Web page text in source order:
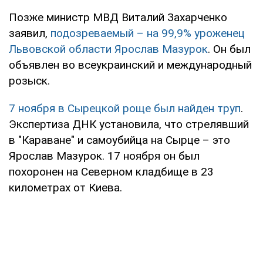
Позже министр МВД Виталий Захарченко
заявил, подозреваемый – на 99,9% уроженец
Львовской области Ярослав Мазурок. Он был
объявлен во всеукраинский и международный
розыск.
7 ноября в Сырецкой роще был найден труп.
Экспертиза ДНК установила, что стрелявший
в "Караване" и самоубийца на Сырце – это
Ярослав Мазурок. 17 ноября он был
похоронен на Северном кладбище в 23
километрах от Киева.